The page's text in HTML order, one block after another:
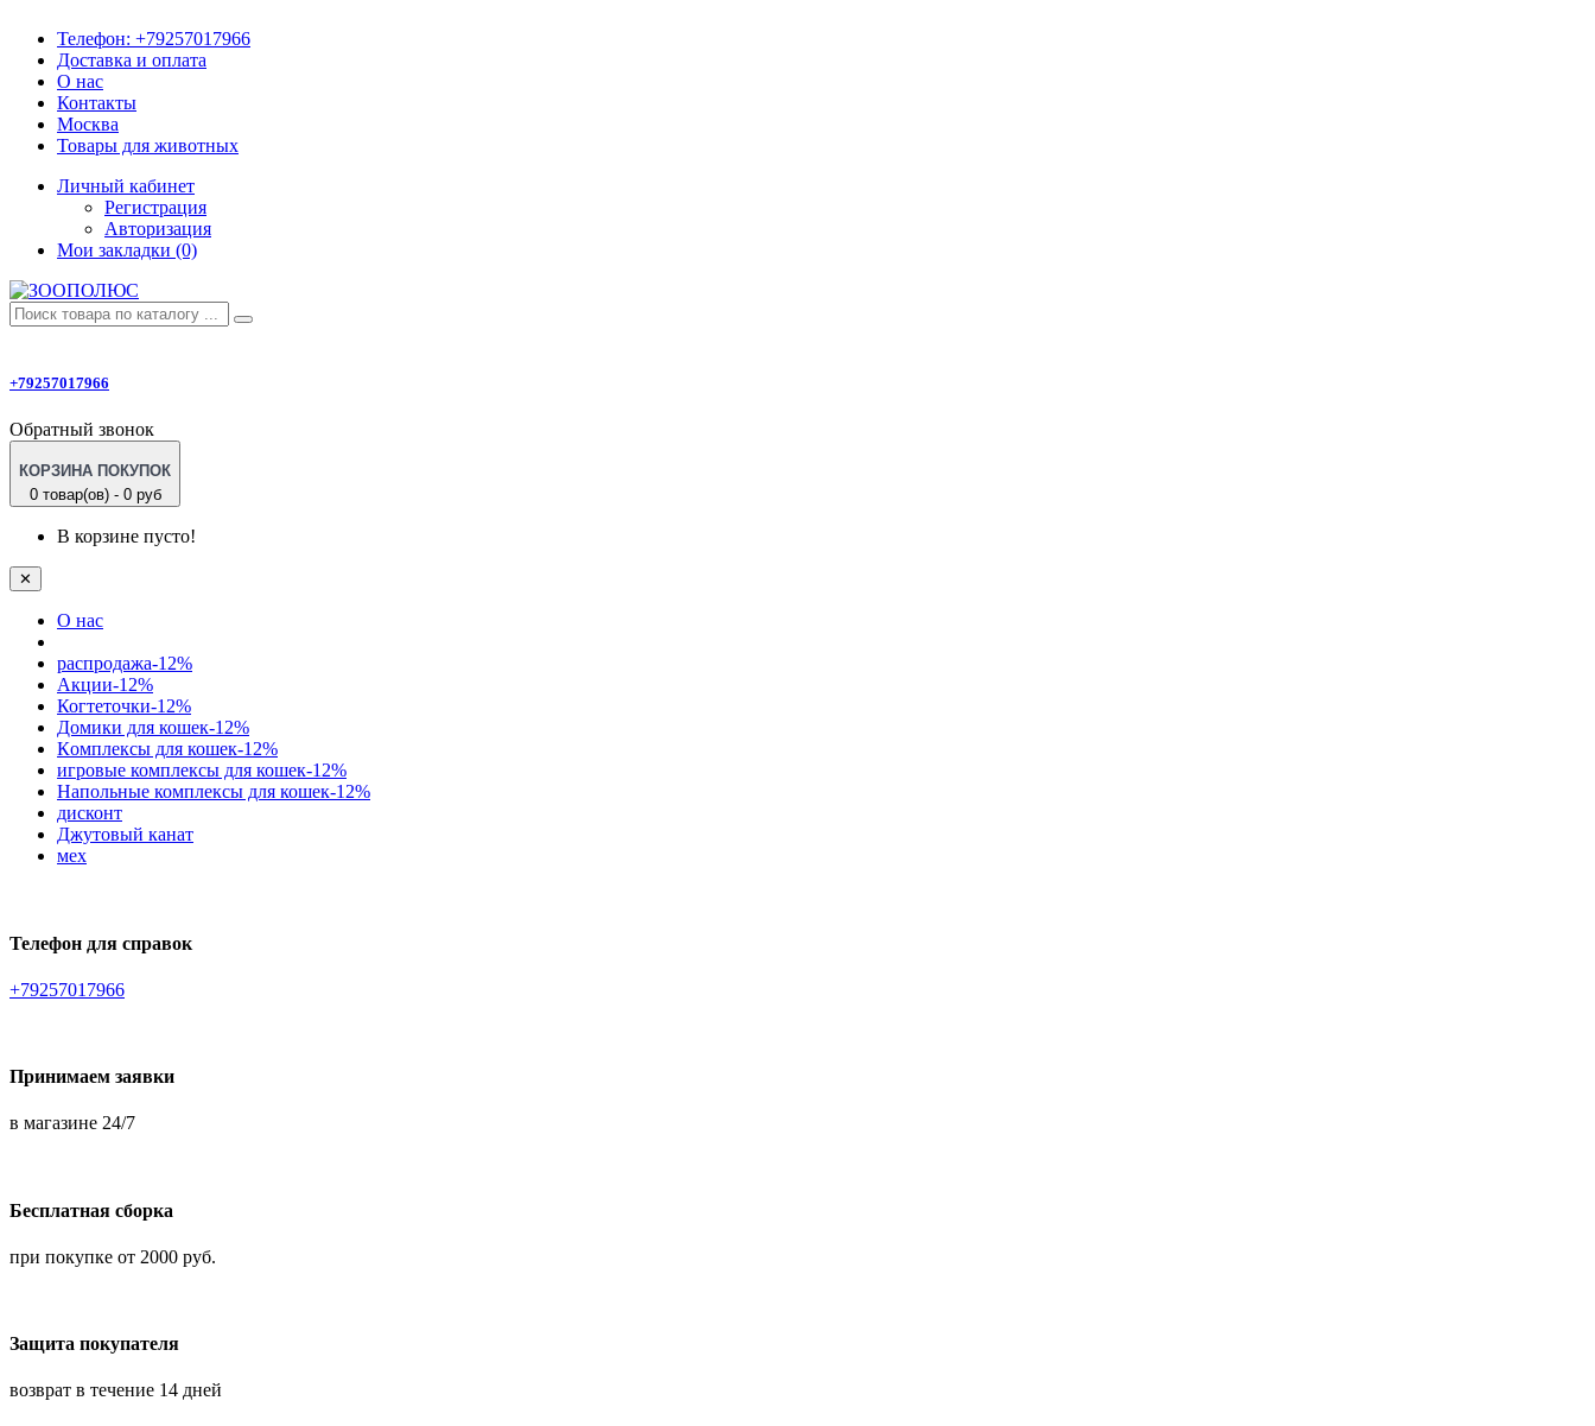
Телефон: +79257017966
Доставка и оплата
О нас
Контакты
Москва
Товары для животных
Личный кабинет
Регистрация
Авторизация
Мои закладки (0)
+79257017966
Обратный звонок
КОРЗИНА ПОКУПОК
0 товар(ов) - 0 руб
В корзине пусто!
✕
О нас
распродажа-12%
Акции-12%
Когтеточки-12%
Домики для кошек-12%
Кoмплексы для кошек-12%
игровые комплексы для кошек-12%
Напольные комплексы для кошек-12%
дисконт
Джутовый канат
мех
Телефон для справок
+79257017966
Принимаем заявки
в магазине 24/7
Бесплатная сборка
при покупке от 2000 руб.
Защита покупателя
возврат в течение 14 дней